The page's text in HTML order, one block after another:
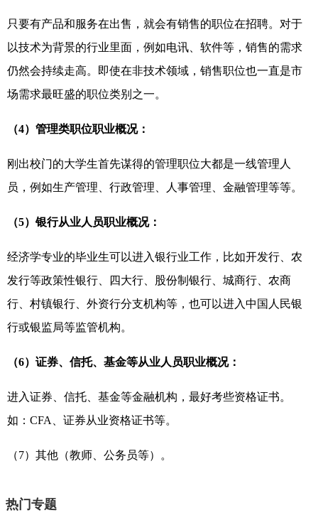
只要有产品和服务在出售，就会有销售的职位在招聘。对于
以技术为背景的行业里面，例如电讯、软件等，销售的需求
仍然会持续走高。即使在非技术领域，销售职位也一直是市
场需求最旺盛的职位类别之一。
（4）管理类职位职业概况：
刚出校门的大学生首先谋得的管理职位大都是一线管理人
员，例如生产管理、行政管理、人事管理、金融管理等等。
（5）银行从业人员职业概况：
经济学专业的毕业生可以进入银行业工作，比如开发行、农
发行等政策性银行、四大行、股份制银行、城商行、农商
行、村镇银行、外资行分支机构等，也可以进入中国人民银
行或银监局等监管机构。
（6）证券、信托、基金等从业人员职业概况：
进入证券、信托、基金等金融机构，最好考些资格证书。
如：CFA、证券从业资格证书等。
（7）其他（教师、公务员等）。
热门专题